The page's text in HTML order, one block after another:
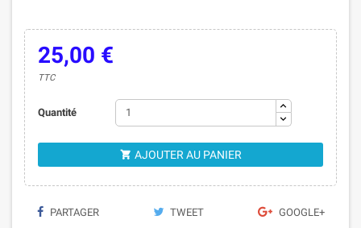
25,00 €
TTC
Quantité
 AJOUTER AU PANIER
PARTAGER TWEET GOOGLE+